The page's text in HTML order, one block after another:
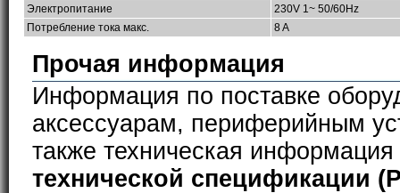
Электропитание
230V 1~ 50/60Hz
Потребление тока макс.
8 A
Прочая информация
Информация по поставке
аксессуарам, периферийным
также техническая
технической спецификации